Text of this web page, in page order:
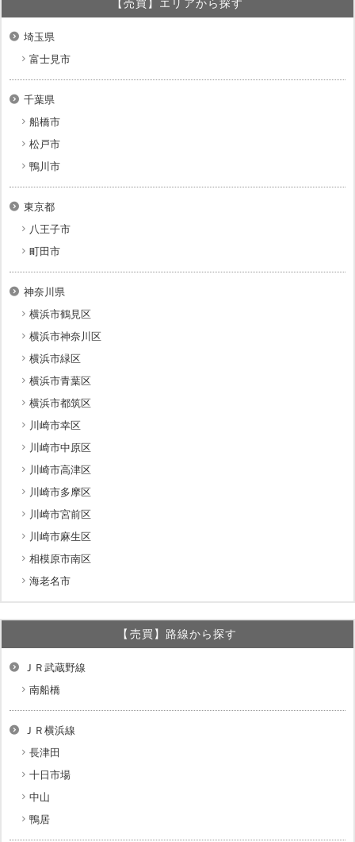
【売買】エリアから探す
埼玉県
富士見市
千葉県
船橋市
松戸市
鴨川市
東京都
八王子市
町田市
神奈川県
横浜市鶴見区
横浜市神奈川区
横浜市緑区
横浜市青葉区
横浜市都筑区
川崎市幸区
川崎市中原区
川崎市高津区
川崎市多摩区
川崎市宮前区
川崎市麻生区
相模原市南区
海老名市
【売買】路線から探す
ＪＲ武蔵野線
南船橋
ＪＲ横浜線
長津田
十日市場
中山
鴨居